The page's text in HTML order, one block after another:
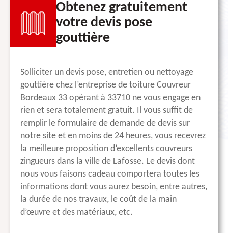
Obtenez gratuitement
votre devis pose
gouttière
Solliciter un devis pose, entretien ou nettoyage
gouttière chez l’entreprise de toiture Couvreur
Bordeaux 33 opérant à 33710 ne vous engage en
rien et sera totalement gratuit. Il vous suffit de
remplir le formulaire de demande de devis sur
notre site et en moins de 24 heures, vous recevrez
la meilleure proposition d’excellents couvreurs
zingueurs dans la ville de Lafosse. Le devis dont
nous vous faisons cadeau comportera toutes les
informations dont vous aurez besoin, entre autres,
la durée de nos travaux, le coût de la main
d’œuvre et des matériaux, etc.